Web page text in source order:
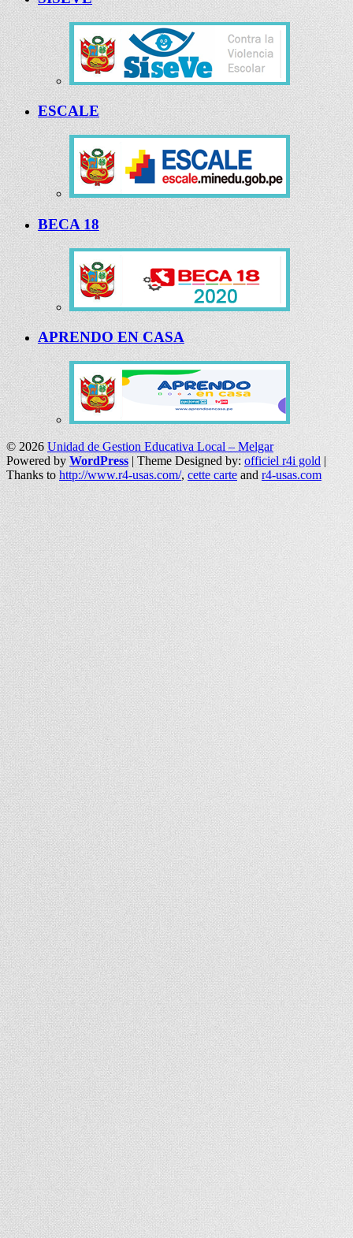
ESCALE
BECA 18
APRENDO EN CASA
© 2026 Unidad de Gestion Educativa Local – Melgar
Powered byWordPress | Theme Designed by: officiel r4i gold |
Thanks tohttp://www.r4-usas.com/, cette carteand r4-usas.com